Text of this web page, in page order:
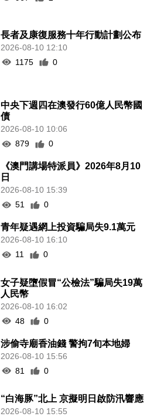
長者及康復服務十年行動計劃公布
2026-08-10 12:10
1175
0
中央下週四在澳發行60億人民幣國
債
2026-08-10 10:06
879
0
《澳門講場特派員》2026年8月10
日
2026-08-10 15:39
51
0
青年疑遇網上投資騙局失9.1萬元
2026-08-10 16:10
11
0
女子疑墮假冒“公檢法”騙局失19萬
人民幣
2026-08-10 16:02
48
0
涉偷寺廟香油錢 警拘7旬本地婦
2026-08-10 15:56
81
0
“白海豚”北上 京擬明日啟防汛響應
2026-08-10 15:55